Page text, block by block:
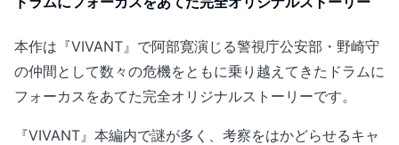
本作は『VIVANT』で阿部寛演じる警視庁公安部・野崎守
の仲間として数々の危機をともに乗り越えてきたドラムに
フォーカスをあてた完全オリジナルストーリーです。
『VIVANT』本編内で謎が多く、考察をはかどらせるキャ